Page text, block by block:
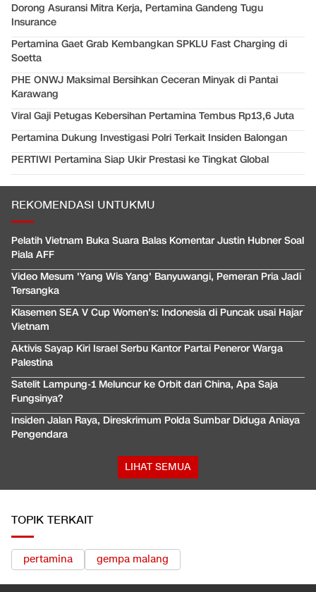
Dorong Asuransi Mitra Kerja, Pertamina Gandeng Tugu
Insurance
Pertamina Gaet Grab Kembangkan SPKLU Fast Charging di
Soetta
PHE ONWJ Maksimal Bersihkan Ceceran Minyak di Pantai
Karawang
Viral Gaji Petugas Kebersihan Pertamina Tembus Rp13,6 Juta
Pertamina Dukung Investigasi Polri Terkait Insiden Balongan
PERTIWI Pertamina Siap Ukir Prestasi ke Tingkat Global
REKOMENDASI UNTUKMU
Pelatih Vietnam Buka Suara Balas Komentar Justin Hubner Soal
Piala AFF
Video Mesum 'Yang Wis Yang' Banyuwangi, Pemeran Pria Jadi
Tersangka
Klasemen SEA V Cup Women's: Indonesia di Puncak usai Hajar
Vietnam
Aktivis Sayap Kiri Israel Serbu Kantor Partai Peneror Warga
Palestina
Satelit Lampung-1 Meluncur ke Orbit dari China, Apa Saja
Fungsinya?
Insiden Jalan Raya, Direskrimum Polda Sumbar Diduga Aniaya
Pengendara
LIHAT SEMUA
TOPIK TERKAIT
pertamina gempa malang